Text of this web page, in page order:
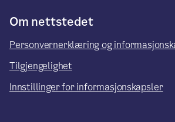
Om nettstedet
Personvernerklæring og
Tilgjengelighet
Innstillinger for informasjonskapsler